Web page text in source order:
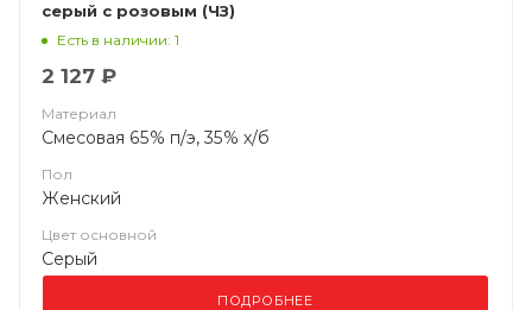
серый с розовым (ЧЗ)
Есть в наличии: 1
2 127 ₽
Материал
Смесовая 65% п/э, 35% х/б
Пол
Женский
Цвет основной
Серый
ПОДРОБНЕЕ